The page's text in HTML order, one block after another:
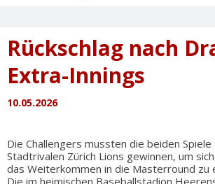
2
am
Sonntag
Rückschlag nach
Extra-Innings
10.05.2026
Die Challengers mussten die beiden
Stadtrivalen Zürich Lions gewinnen, um
das Weiterkommen in die Masterround zu
Die im heimischen Baseballstadion